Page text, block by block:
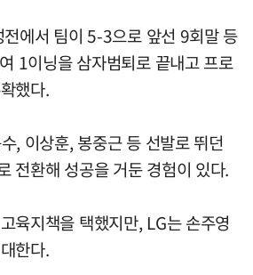
에서 팀이 5-3으로 앞선 9회말 등
1이닝을 삼자범퇴로 끝내고 프로
했다.
, 이상훈, 봉중근 등 선발로 뛰던
전환해 성공을 거둔 경험이 있다.
육지책을 택했지만, LG는 손주영
한다.